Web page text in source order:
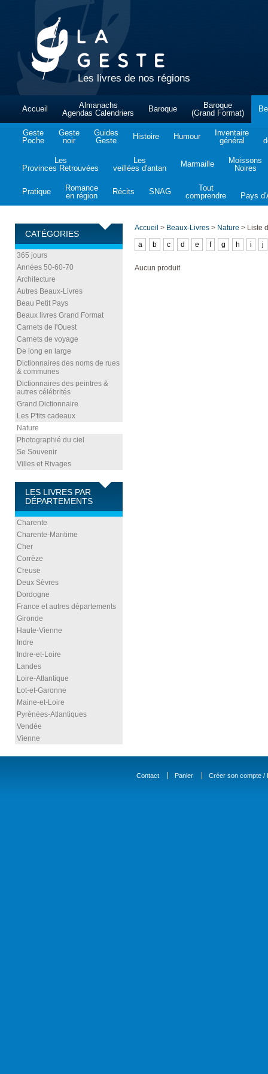
Les livres de nos régions
Accueil
Almanachs
Agendas Calendriers
Baroque
Baroque
(Grand Format)
Geste
Poche
Geste
noir
Guides
Geste
Histoire Humour
Inventaire
général
Les
Provinces Retrouvées
Les
veillées d'antan
Marmaille
Moissons
Noires
Pratique
Romance
en région
Récits SNAG
Tout
comprendre
Pays
CATÉGORIES
365 jours
Années 50-60-70
Architecture
Autres Beaux-Livres
Beau Petit Pays
Beaux livres Grand Format
Carnets de l'Ouest
Carnets de voyage
De long en large
Dictionnaires des noms de rues
& communes
Dictionnaires des peintres &
autres célébrités
Grand Dictionnaire
Les P'tits cadeaux
Nature
Photographié du ciel
Se Souvenir
Villes et Rivages
LES LIVRES PAR
DÉPARTEMENTS
Charente
Charente-Maritime
Cher
Corrèze
Creuse
Deux Sèvres
Dordogne
France et autres départements
Gironde
Haute-Vienne
Indre
Indre-et-Loire
Landes
Loire-Atlantique
Lot-et-Garonne
Maine-et-Loire
Pyrénées-Atlantiques
Vendée
Vienne
Accueil > Beaux-Livres > Nature > Liste
a
b c d e f g h i j
Aucun produit
Contact Panier Créer son compte /